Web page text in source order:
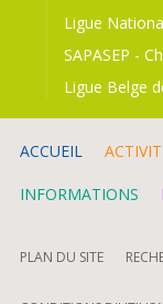
Ligue
SAPASEP -
Ligue Belge
ACCUEIL
INFORMATIONS
PLAN DU SITE